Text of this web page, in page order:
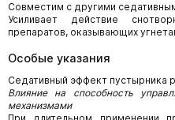
Совместим с другими
Усиливает действие
препаратов, оказывающих
Особые указания
Седативный эффект пустырника
Влияние на способность
механизмами